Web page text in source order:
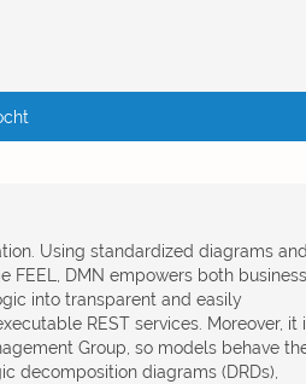
Using standardized diagrams and
FEEL, DMN empowers both business
into transparent and easily
REST services. Moreover, it
Group, so models behave
decomposition diagrams (DRDs),